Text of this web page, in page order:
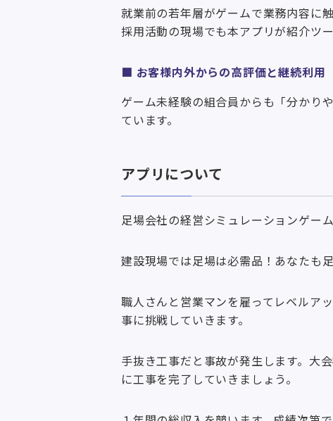
就業前の若年層がゲームで業務内容に
採用活動の現場でも本アプリが紹介ツ
■ お客様内外からの高評価と継続利用
ゲーム未経験の組合員からも「分かり
ています。
アプリについて
足場会社の経営シミュレーションゲーム
建設現場では足場は必需品！あなたも
職人さんと営業マンを雇ってレベルア
事に挑戦していきます。
手抜き工事だと事故が発生します。大
に工事を完了していきましょう。